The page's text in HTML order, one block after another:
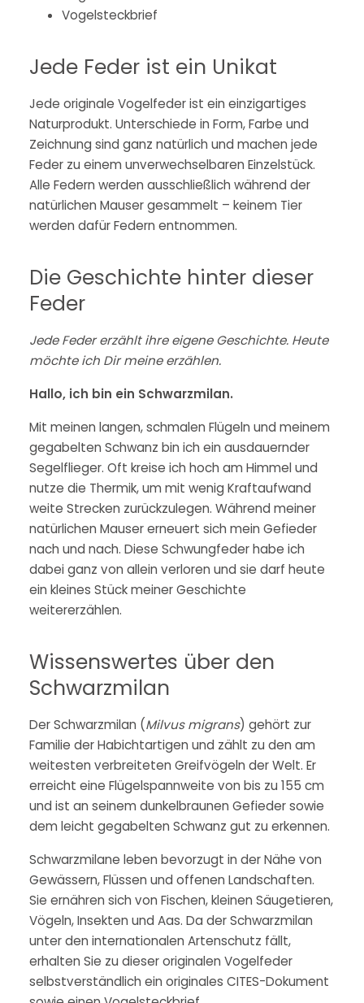
Vogelsteckbrief
Jede Feder ist ein Unikat
Jede originale Vogelfeder ist ein einzigartiges
Naturprodukt. Unterschiede in Form, Farbe und
Zeichnung sind ganz natürlich und machen jede
Feder zu einem unverwechselbaren Einzelstück.
Alle Federn werden ausschließlich während der
natürlichen Mauser gesammelt – keinem Tier
werden dafür Federn entnommen.
Die Geschichte hinter dieser
Feder
Jede Feder erzählt ihre eigene Geschichte. Heute
möchte ich Dir meine erzählen.
Hallo, ich bin ein Schwarzmilan.
Mit meinen langen, schmalen Flügeln und meinem
gegabelten Schwanz bin ich ein ausdauernder
Segelflieger. Oft kreise ich hoch am Himmel und
nutze die Thermik, um mit wenig Kraftaufwand
weite Strecken zurückzulegen. Während meiner
natürlichen Mauser erneuert sich mein Gefieder
nach und nach. Diese Schwungfeder habe ich
dabei ganz von allein verloren und sie darf heute
ein kleines Stück meiner Geschichte
weitererzählen.
Wissenswertes über den
Schwarzmilan
Der Schwarzmilan (Milvus migrans) gehört zur
Familie der Habichtartigen und zählt zu den am
weitesten verbreiteten Greifvögeln der Welt. Er
erreicht eine Flügelspannweite von bis zu 155 cm
und ist an seinem dunkelbraunen Gefieder sowie
dem leicht gegabelten Schwanz gut zu erkennen.
Schwarzmilane leben bevorzugt in der Nähe von
Gewässern, Flüssen und offenen Landschaften.
Sie ernähren sich von Fischen, kleinen Säugetieren,
Vögeln, Insekten und Aas. Da der Schwarzmilan
unter den internationalen Artenschutz fällt,
erhalten Sie zu dieser originalen Vogelfeder
selbstverständlich ein originales CITES-Dokument